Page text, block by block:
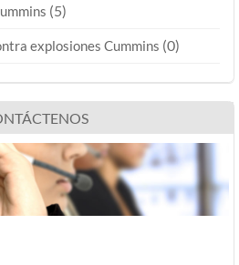
(5)
explosiones Cummins (0)